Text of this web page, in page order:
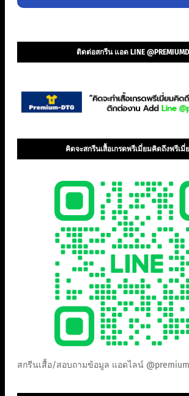
ติดต่อสกรีน แอด LINE
คิดจะสกรีนเสื้อเกรดพรีเมี่ยมคิดถึงพรีเ
สกรีนเสื้อ/สอบถามข้อมูล แอดไลน์